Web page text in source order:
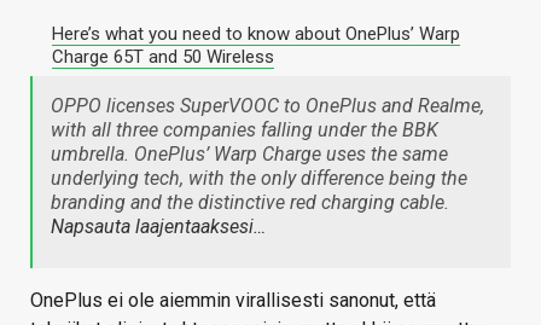
Here’s what you need to know about OnePlus’ Warp
Charge 65T and 50 Wireless
OPPO licenses SuperVOOC to OnePlus and Realme,
with all three companies falling under the BBK
umbrella. OnePlus’ Warp Charge uses the same
underlying tech, with the only difference being the
branding and the distinctive red charging cable.
Napsauta laajentaaksesi…
OnePlus ei ole aiemmin virallisesti sanonut, että